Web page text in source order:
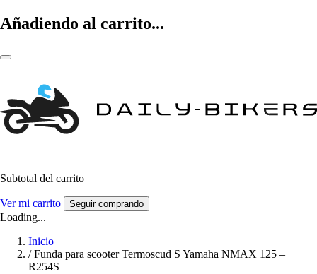
Añadiendo al carrito...
Subtotal del carrito
Ver mi carrito Seguir comprando
Loading...
Inicio
/ Funda para scooter Termoscud S Yamaha NMAX 125 –
R254S